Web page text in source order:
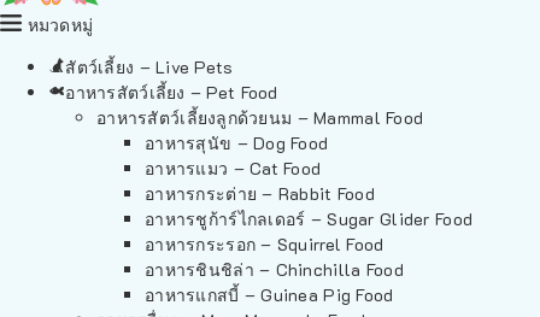
หมวดหมู่
สัตว์เลี้ยง – Live Pets
อาหารสัตว์เลี้ยง – Pet Food
อาหารสัตว์เลี้ยงลูกด้วยนม – Mammal Food
อาหารสุนัข – Dog Food
อาหารแมว – Cat Food
อาหารกระต่าย – Rabbit Food
อาหารชูก้าร์ไกลเดอร์ – Sugar Glider Food
อาหารกระรอก – Squirrel Food
อาหารชินชิล่า – Chinchilla Food
อาหารแกสบี้ – Guinea Pig Food